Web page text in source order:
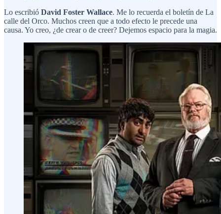
Lo escribió David Foster Wallace. Me lo recuerda el boletín de La
calle del Orco. Muchos creen que a todo efecto le precede una
causa. Yo creo, ¿de crear o de creer? Dejemos espacio para la magia.